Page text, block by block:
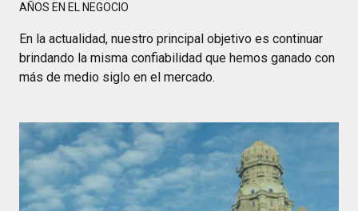
AÑOS EN EL NEGOCIO
En la actualidad, nuestro principal objetivo es continuar
brindando la misma confiabilidad que hemos ganado con
más de medio siglo en el mercado.